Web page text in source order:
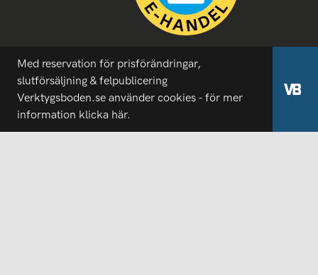
Med reservation för prisförändringar,
slutförsäljning & felpublicering
Verktygsboden.se använder cookies - för mer
information klicka här.